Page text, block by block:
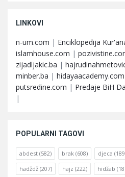
LINKOVI
n-um.com | Enciklopedija
islamhouse.com |
zijadljakic.ba |
minber.ba | hidayaacademy.com
putsredine.com | Predaje BiH
|
POPULARNI TAGOVI
abdest (582) brak (608) djeca
hadždž (207) hajz (222) hidžab